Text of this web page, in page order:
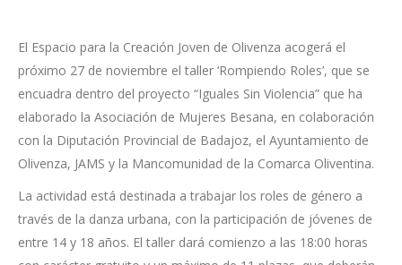
El Espacio para la Creación Joven de Olivenza acogerá el
próximo 27 de noviembre el taller ‘Rompiendo Roles’, que se
encuadra dentro del proyecto “Iguales Sin Violencia” que ha
elaborado la Asociación de Mujeres Besana, en colaboración
con la Diputación Provincial de Badajoz, el Ayuntamiento de
Olivenza, JAMS y la Mancomunidad de la Comarca Oliventina.
La actividad está destinada a trabajar los roles de género a
través de la danza urbana, con la participación de jóvenes de
entre 14 y 18 años. El taller dará comienzo a las 18:00 horas